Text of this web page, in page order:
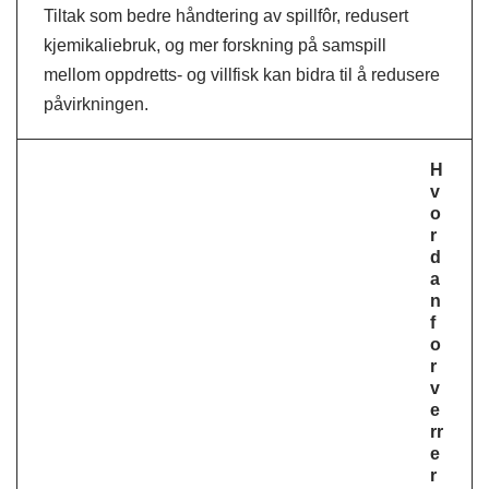
Tiltak som bedre håndtering av spillfôr, redusert
kjemikaliebruk, og mer forskning på samspill
mellom oppdretts- og villfisk kan bidra til å redusere
påvirkningen.
H
v
o
r
d
a
n
f
o
r
v
e
rr
e
r